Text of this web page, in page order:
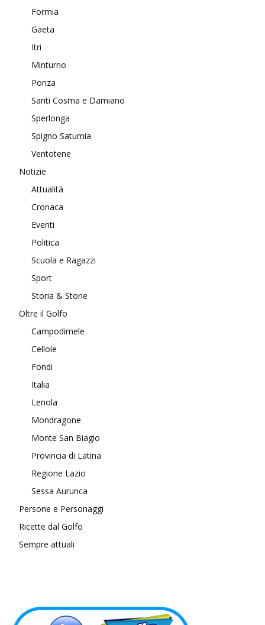
Formia
Gaeta
Itri
Minturno
Ponza
Santi Cosma e Damiano
Sperlonga
Spigno Saturnia
Ventotene
Notizie
Attualità
Cronaca
Eventi
Politica
Scuola e Ragazzi
Sport
Storia & Storie
Oltre il Golfo
Campodimele
Cellole
Fondi
Italia
Lenola
Mondragone
Monte San Biagio
Provincia di Latina
Regione Lazio
Sessa Aurunca
Persone e Personaggi
Ricette dal Golfo
Sempre attuali